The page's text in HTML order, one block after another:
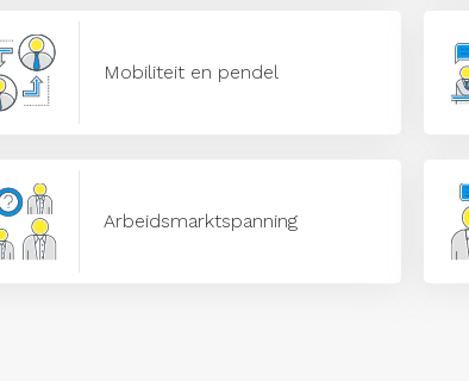
Mobiliteit en pendel
Arbeidsmarktspanning